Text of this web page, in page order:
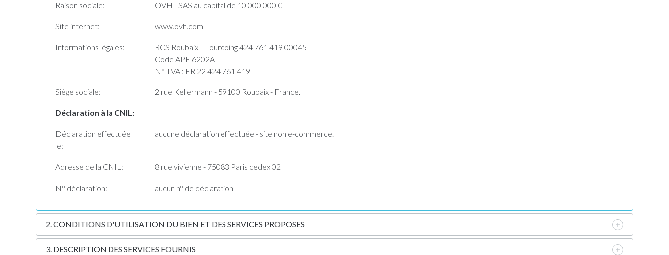
Raison sociale: OVH - SAS au capital de 10 000 000 €
Site internet: www.ovh.com
Informations légales:
RCS Roubaix – Tourcoing 424 761 419 00045
Code APE 6202A
N° TVA : FR 22 424 761 419
Siège sociale: 2 rue Kellermann - 59100 Roubaix - France.
Déclaration à la CNIL:
Déclaration effectuée
le:
aucune déclaration effectuée - site non e-commerce.
Adresse de la CNIL: 8 rue vivienne - 75083 Paris cedex 02
N° déclaration: aucun n° de déclaration
2. CONDITIONS D'UTILISATION DU BIEN ET DES SERVICES PROPOSES
3. DESCRIPTION DES SERVICES FOURNIS